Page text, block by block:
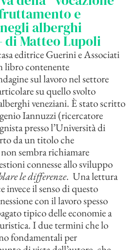
e
alberghi
di Matteo Lupoli
editrice Guerini e Associati
libro contenente
sul lavoro nel settore
su quello svolto
veneziani. È stato scritto
Iannuzzi (ricercatore
presso l’Università di
da un titolo che
sembra richiamare
connesse allo sviluppo
le differenze. Una lettura
invece il senso di questo
con il lavoro spesso
tipico delle economie a
I due termini che lo
fondamentali per